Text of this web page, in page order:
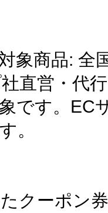
象商品: 全
直営・代
です。EC
。
クーポン